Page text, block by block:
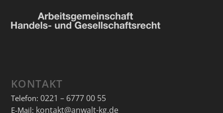
KONTAKT
Telefon: 0221 – 6777 00 55
E-Mail: kontakt@anwalt-kg.de